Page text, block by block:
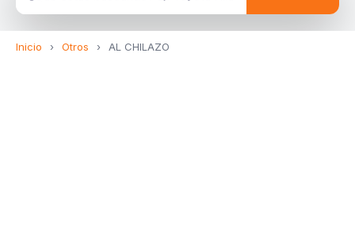
Inicio › Otros › AL CHILAZO